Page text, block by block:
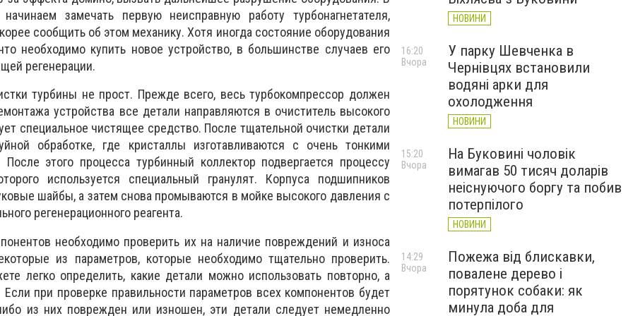
замечать первую неисправную работу турбонагнетателя,
сообщить об этом механику. Хотя иногда состояние оборудования
необходимо купить новое устройство, в большинстве случаев его
регенерации.
турбины не прост. Прежде всего, весь турбокомпрессор должен
устройства все детали направляются в очиститель высокого
специальное чистящее средство. После тщательной очистки детали
обработке, где кристаллы изготавливаются с очень тонкими
этого процесса турбинный коллектор подвергается процессу
используется специальный гранулят. Корпуса подшипников
шайбы, а затем снова промываются в мойке высокого давления с
регенерационного реагента.
необходимо проверить их на наличие повреждений и износа
из параметров, которые необходимо тщательно проверить.
легко определить, какие детали можно использовать повторно, а
Если при проверке правильности параметров всех компонентов будет
из них поврежден или изношен, эти детали следует немедленно
НОВИНИ
У парку Шевченка в
Чернівцях встановили
водяні арки для
охолодження
НОВИНИ
16:20
Вчора
На Буковині чоловік
вимагав 50 тисяч доларів
неіснуючого боргу та побив
потерпілого
НОВИНИ
15:20
Вчора
Пожежа від блискавки,
повалене дерево і
порятунок собаки: як
минула доба для
14:29
Вчора